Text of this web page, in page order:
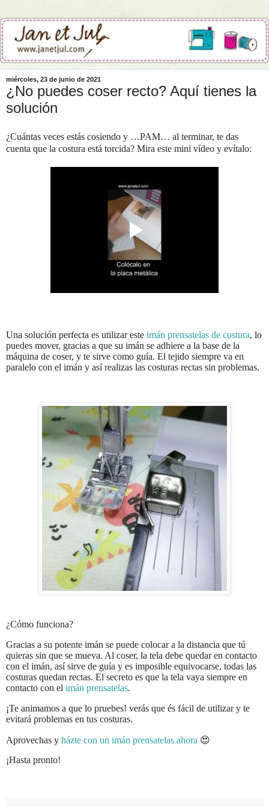
miércoles, 23 de junio de 2021
¿No puedes coser recto? Aquí tienes la
solución
¿Cuántas veces estás cosiendo y …PAM… al terminar, te das
cuenta que la costura está torcida? Mira este mini vídeo y evítalo:
Una solución perfecta es utilizar este imán prensatelas de costura, lo
puedes mover, gracias a que su imán se adhiere a la base de la
máquina de coser, y te sirve como guía. El tejido siempre va en
paralelo con el imán y así realizas las costuras rectas sin problemas.
¿Cómo funciona?
Gracias a su potente imán se puede colocar a la distancia que tú
quieras sin que se mueva. Al coser, la tela debe quedar en contacto
con el imán, así sirve de guía y es imposible equivocarse, todas las
costuras quedan rectas. El secreto es que la tela vaya siempre en
contacto con el imán prensatelas.
¡Te animamos a que lo pruebes! verás que és fácil de utilizar y te
evitará problemas en tus costuras.
Aprovechas y házte con un imán prensatelas ahora 😍
¡Hasta pronto!